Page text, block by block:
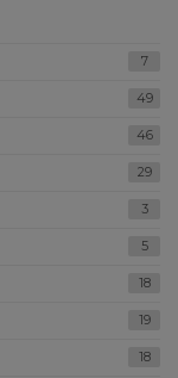
7
49
46
29
3
5
18
19
18